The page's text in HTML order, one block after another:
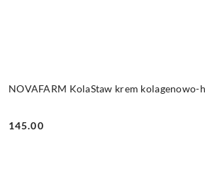
NOVAFARM KolaStaw krem
Cena:
145.00